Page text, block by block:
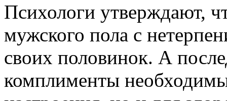
Психологи утверждают,
мужского пола с
своих половинок. А
комплименты